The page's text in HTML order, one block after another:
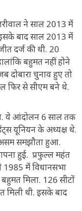
ने साल 2013 में
बाद साल 2013 में
दर्ज की थी. 20
बहुमत नहीं होने
दोबारा चुनाव हुए तो
फिर से सीएम बने थे.
ये आंदोलन 6 साल तक
यूनियन के अध्यक्ष थे.
समझौता हुआ.
हुई. प्रफुल्ल महंत
1985 में विधानसभा
मिला. 126 सीटों
मिली थी. इसके बाद